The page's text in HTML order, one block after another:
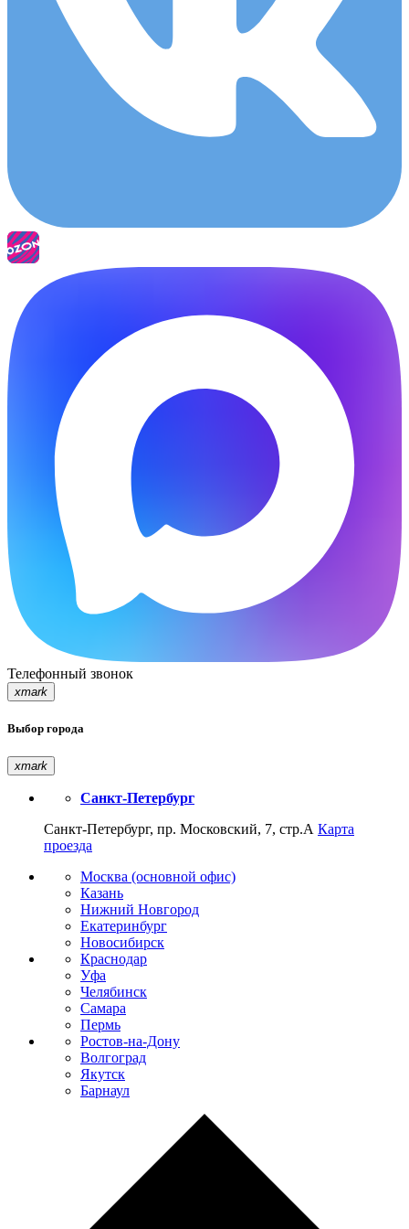
Телефонный звонок
xmark
Выбор города
xmark
Санкт-Петербург
Санкт-Петербург, пр. Московский, 7, стр.А Карта
проезда
Москва (основной офис)
Казань
Нижний Новгород
Екатеринбург
Новосибирск
Краснодар
Уфа
Челябинск
Самара
Пермь
Ростов-на-Дону
Волгоград
Якутск
Барнаул